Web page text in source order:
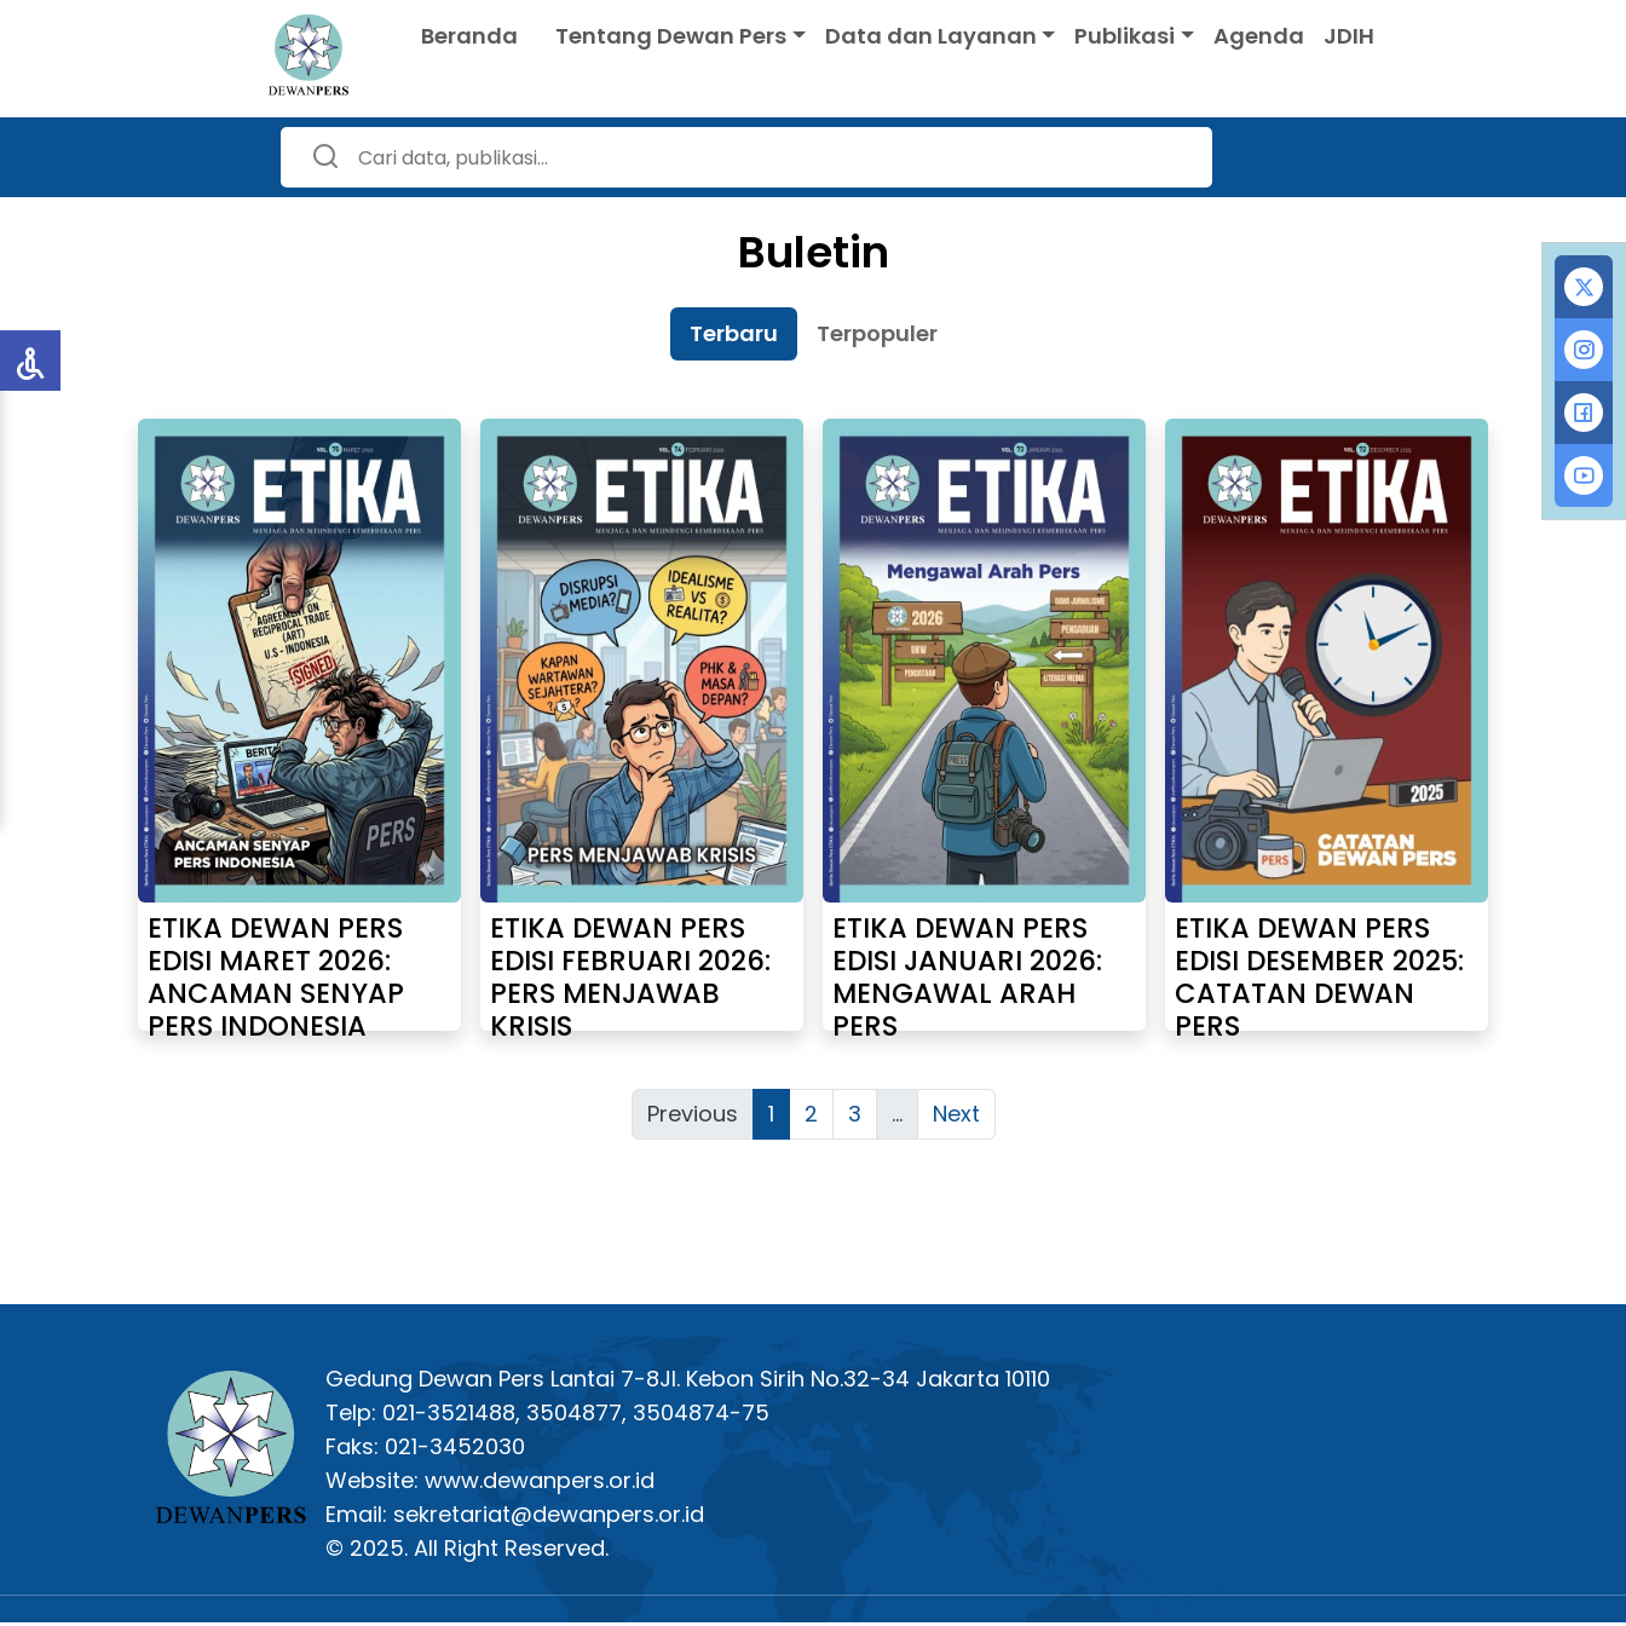
Beranda Tentang Dewan Pers Data dan Layanan Publikasi Agenda JDIH
Buletin
Terbaru Terpopuler
ETIKA DEWAN PERS
EDISI MARET 2026:
ANCAMAN SENYAP
PERS INDONESIA
ETIKA DEWAN PERS
EDISI FEBRUARI 2026:
PERS MENJAWAB
KRISIS
ETIKA DEWAN PERS
EDISI JANUARI 2026:
MENGAWAL ARAH
PERS
ETIKA DEWAN PERS
EDISI DESEMBER 2025:
CATATAN DEWAN
PERS
Previous 1 2 3 ... Next
Gedung Dewan Pers Lantai 7-8Jl. Kebon Sirih No.32-34 Jakarta 10110
Telp: 021-3521488, 3504877, 3504874-75
Faks: 021-3452030
Website: www.dewanpers.or.id
Email: sekretariat@dewanpers.or.id
© 2025. All Right Reserved.